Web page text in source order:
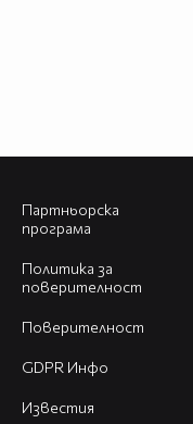
Партньорска
програма
Политика за
поверителност
Поверителност
GDPR Инфо
Известия